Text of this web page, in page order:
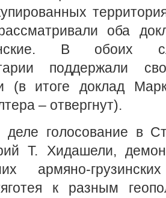
оба
В обоих
поддержали
(в итоге доклад
– отвергнут).
голосование в
Т. Хидашели,
армяно-
к разным